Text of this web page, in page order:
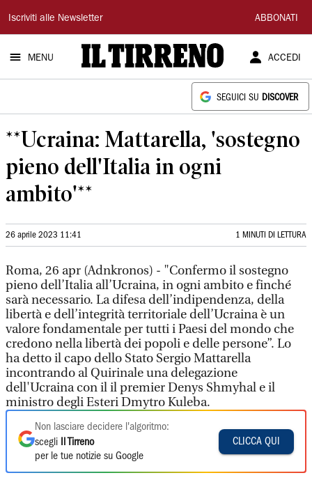
Il
Tirreno
Iscriviti alle Newsletter ABBONATI
MENU ACCEDI
SEGUICI SU DISCOVER
**Ucraina: Mattarella, 'sostegno
pieno dell'Italia in ogni
ambito'**
26 aprile 2023 11:41 1 MINUTI DI LETTURA
Roma, 26 apr (Adnkronos) - "Confermo il sostegno
pieno dell’Italia all’Ucraina, in ogni ambito e finché
sarà necessario. La difesa dell’indipendenza, della
libertà e dell’integrità territoriale dell’Ucraina è un
valore fondamentale per tutti i Paesi del mondo che
credono nella libertà dei popoli e delle persone”. Lo
ha detto il capo dello Stato Sergio Mattarella
incontrando al Quirinale una delegazione
dell'Ucraina con il il premier Denys Shmyhal e il
ministro degli Esteri Dmytro Kuleba.
Non lasciare decidere l'algoritmo:
scegli
Il Tirreno
per le tue notizie su Google
CLICCA QUI